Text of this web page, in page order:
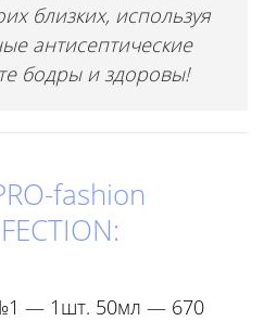
близких, используя
антисептические
бодры и здоровы!
fashion
— 1шт. 50мл — 670